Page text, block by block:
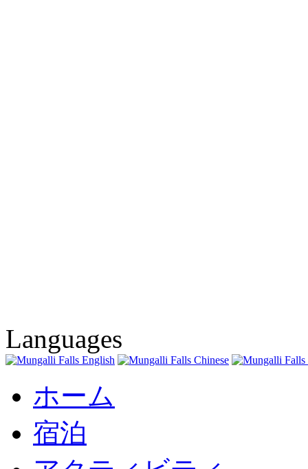
Languages
ホーム
宿泊